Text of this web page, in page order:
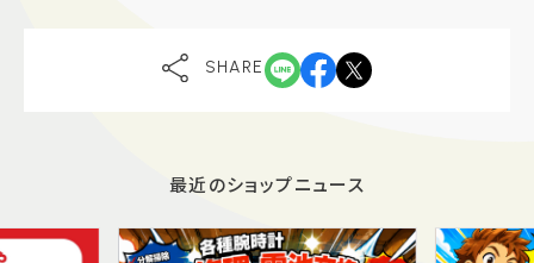
SHARE
最近のショップニュース